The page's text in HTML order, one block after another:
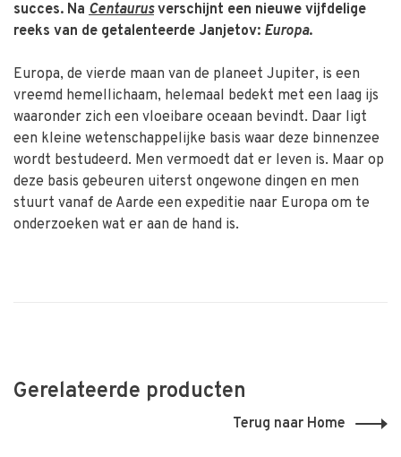
succes. Na Centaurusverschijnt een nieuwe vijfdelige
reeks van de getalenteerde Janjetov: Europa.
Europa, de vierde maan van de planeet Jupiter, is een
vreemd hemellichaam, helemaal bedekt met een laag ijs
waaronder zich een vloeibare oceaan bevindt. Daar ligt
een kleine wetenschappelijke basis waar deze binnenzee
wordt bestudeerd. Men vermoedt dat er leven is. Maar op
deze basis gebeuren uiterst ongewone dingen en men
stuurt vanaf de Aarde een expeditie naar Europa om te
onderzoeken wat er aan de hand is.
Gerelateerde producten
Terug naar Home